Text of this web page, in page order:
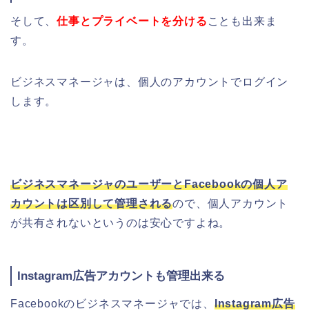
そして、仕事とプライベートを分ける ことも出来ま
す。
ビジネスマネージャは、個人のアカウントでログイン
します。
ビジネスマネージャのユーザーとFacebookの個人ア
カウントは区別して管理されるので、個人アカウント
が共有されないというのは安心ですよね。
Instagram広告アカウントも管理出来る
Facebookのビジネスマネージャでは、 Instagram広告